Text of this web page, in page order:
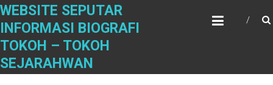
S
t
o
WEBSITE SEPUTAR
INFORMASI BIOGRAFI
TOKOH – TOKOH
SEJARAHWAN